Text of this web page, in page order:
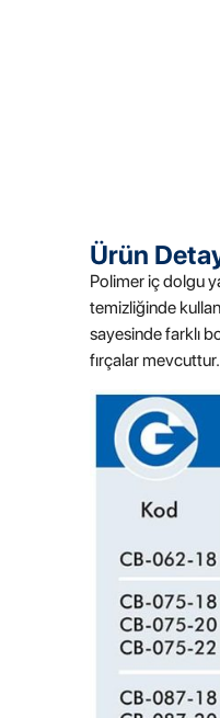
Ürün
Polimer iç dolgu
temizliğinde
sayesinde farklı
fırçalar mevcuttur.